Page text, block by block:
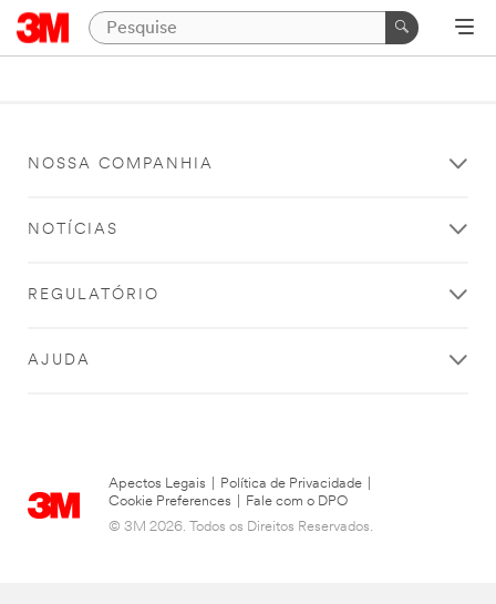
NOSSA COMPANHIA
NOTÍCIAS
REGULATÓRIO
AJUDA
Apectos Legais Política de Privacidade
Cookie Preferences
Fale com o DPO
© 3M 2026. Todos os Direitos Reservados.